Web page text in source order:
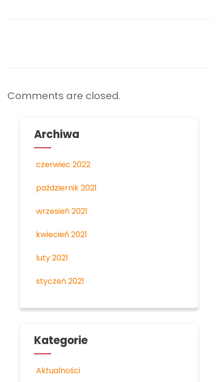
Comments are closed.
Archiwa
czerwiec 2022
październik 2021
wrzesień 2021
kwiecień 2021
luty 2021
styczeń 2021
Kategorie
Aktualności